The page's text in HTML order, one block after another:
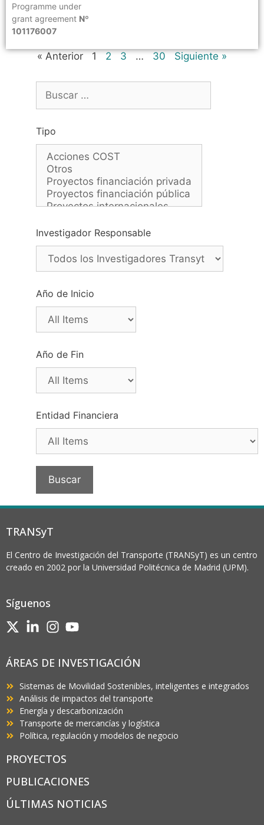
Programme under
grant agreement Nº
101176007
« Anterior 1 2 3 … 30 Siguiente »
Tipo
Investigador Responsable
Año de Inicio
Año de Fin
Entidad Financiera
TRANSyT
El Centro de Investigación del Transporte (TRANSyT) es un centro
creado en 2002 por la Universidad Politécnica de Madrid (UPM).
Síguenos
ÁREAS DE INVESTIGACIÓN
Sistemas de Movilidad Sostenibles, inteligentes e integrados
Análisis de impactos del transporte
Energía y descarbonización
Transporte de mercancías y logística
Política, regulación y modelos de negocio
PROYECTOS
PUBLICACIONES
ÚLTIMAS NOTICIAS